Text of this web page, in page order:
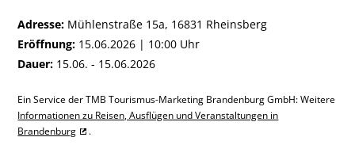
Adresse: Mühlenstraße 15a, 16831 Rheinsberg
Eröffnung: 15.06.2026 | 10:00 Uhr
Dauer: 15.06. - 15.06.2026
Ein Service der TMB Tourismus-Marketing Brandenburg GmbH: Weitere
Informationen zu Reisen, Ausflügen und Veranstaltungen in
Brandenburg
.